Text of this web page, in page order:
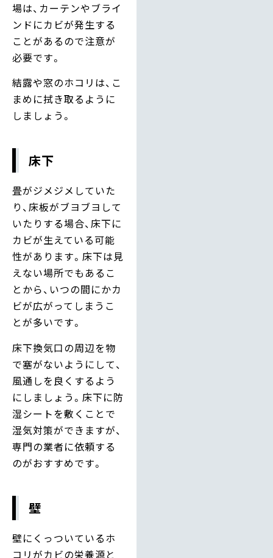
場は、カーテンやブライ
ンドにカビが発生する
ことがあるので注意が
必要です。
結露や窓のホコリは、こ
まめに拭き取るように
しましょう。
床下
畳がジメジメしていた
り、床板がブヨブヨして
いたりする場合、床下に
カビが生えている可能
性があります。床下は見
えない場所でもあるこ
とから、いつの間にかカ
ビが広がってしまうこ
とが多いです。
床下換気口の周辺を物
で塞がないようにして、
風通しを良くするよう
にしましょう。床下に防
湿シートを敷くことで
湿気対策ができますが、
専門の業者に依頼する
のがおすすめです。
壁
壁にくっついているホ
コリがカビの栄養源と